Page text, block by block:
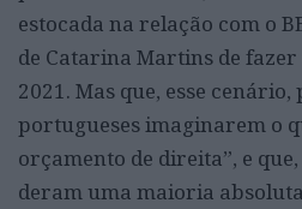
estocada na relação com o
de Catarina Martins de
2021. Mas que, esse
portugueses imaginarem o
orçamento de direita”, e
deram uma maioria absoluta